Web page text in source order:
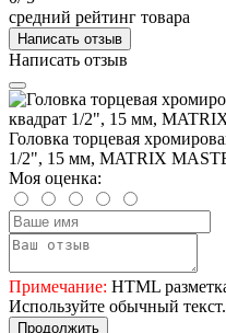
средний рейтинг товара
Написать отзыв
Написать отзыв
Головка торцевая
1/2", 15 мм, MATRIX
Моя оценка:
Примечание: HTML
Используйте обычный текст.
Продолжить